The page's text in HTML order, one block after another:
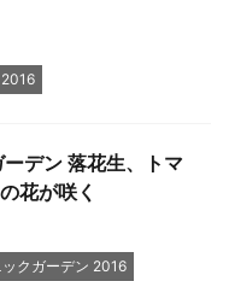
デン 落花生、トマ
花が咲く
クガーデン 2016